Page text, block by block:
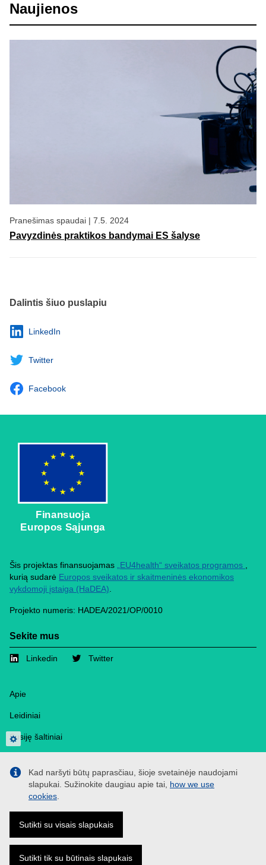
Naujienos
Pranešimas spaudai | 7.5. 2024
Pavyzdinės praktikos bandymai ES šalyse
Dalintis šiuo puslapiu
LinkedIn
Twitter
Facebook
Finansuoja
Europos Sąjunga
Šis projektas finansuojamas „EU4health“ sveikatos programos
kurią sudarė Europos sveikatos ir skaitmeninės ekonomikos
vykdomoji įstaiga (HaDEA)
Projekto numeris: HADEA/2021/OP/0010
Sekite mus
Linkedin Twitter
Footer
Apie
Leidiniai
Susiję šaltiniai
Kontaktai
Slapukai
Privatumo politika
Atsisakymas
Privacy settings
Kad naršyti būtų paprasčiau, šioje svetainėje naudojami
slapukai. Sužinokite daugiau apie tai, how we use
cookies
Sutikti su visais slapukais
Sutikti tik su būtinais slapukais